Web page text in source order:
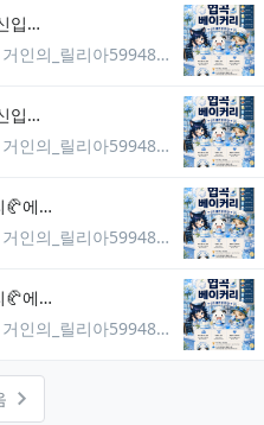
03⬆️🥐협곡베이커리🥐에서 신입분들을 모집합니다
거인의_릴리아5994867037981
03⬆️🥐협곡베이커리🥐에서 신입분들을 모집합니다
거인의_릴리아5994867037981
03⬆️신생클랜🥐협곡베이커리🥐에서 신입분들을 모집합니다
거인의_릴리아5994867037981
03⬆️신생클랜🥐협곡베이커리🥐에서 신입분들을 모집합니다
거인의_릴리아5994867037981